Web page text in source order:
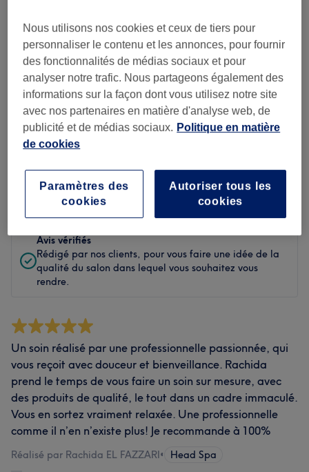
Personnel
Filtrer les avis
Soin de
beauté
Évaluation Filtrer par évaluation
Avis vérifiés
Rédigé par nos clients, pour vous faire une idée de la
qualité du salon dans lequel vous souhaitez vous
rendre.
Un soin réalisé par une professionnelle passionnée, qui
vous reçoit avec douceur et bienveillance. Rachida
prend le temps de vous faire un soin sur mesure, avec
des produits de qualité, le tout dans un cadre immaculé.
Vous en sortez vraiment relaxée. Une professionnelle
comme il n’en n’existe plus! Je recommande à 100%
Réalisé par Rachida EL FAZZARI• Head Spa
Nous utilisons nos cookies et ceux de tiers pour
personnaliser le contenu et les annonces, pour fournir
des fonctionnalités de médias sociaux et pour
analyser notre trafic. Nous partageons également des
informations sur la façon dont vous utilisez notre site
avec nos partenaires en matière d'analyse web, de
publicité et de médias sociaux. Politique en matière
de cookies
Autoriser tous les
cookies
Paramètres des
cookies